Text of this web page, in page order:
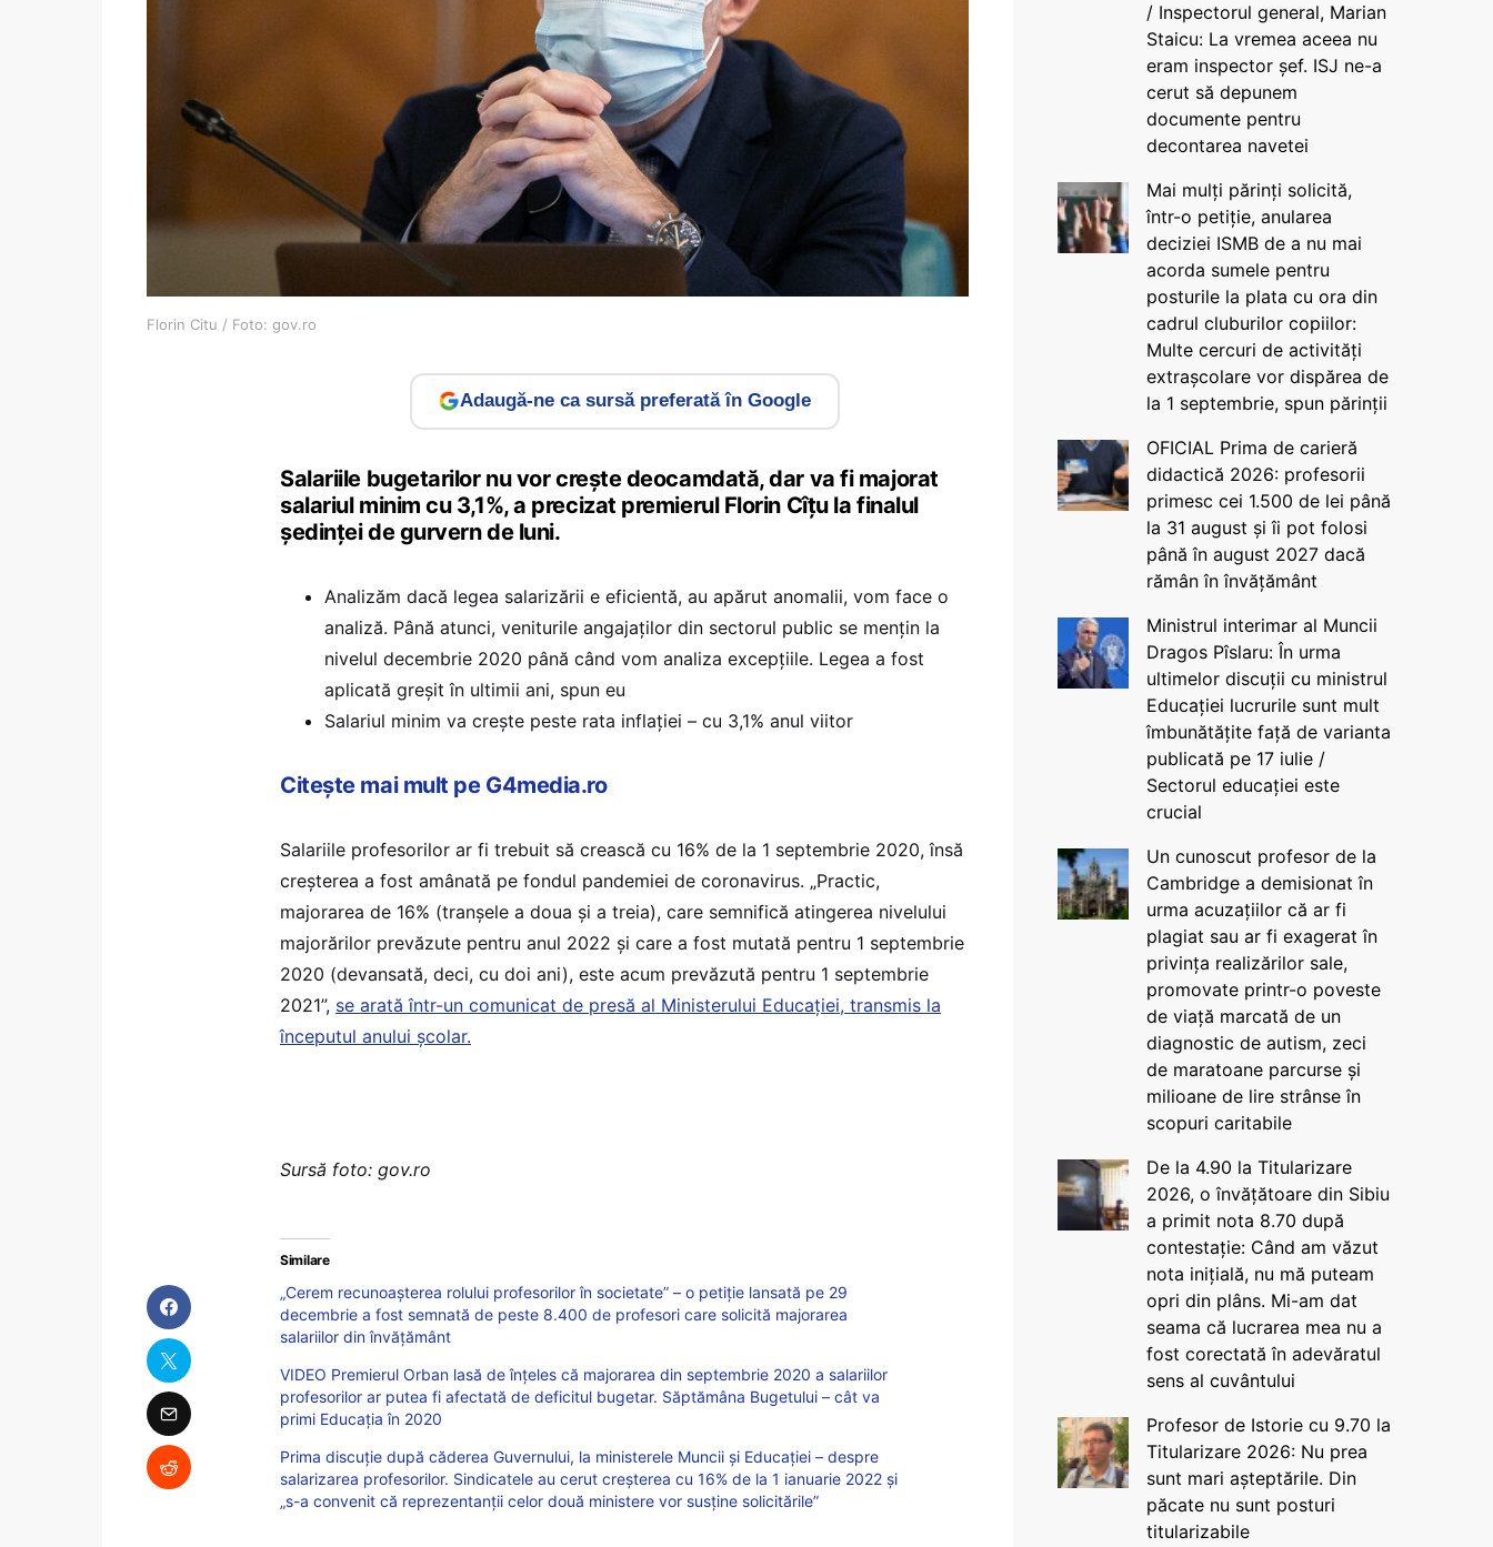
Florin Citu / Foto: gov.ro
Adaugă-ne ca sursă preferată în Google
Salariile bugetarilor nu vor crește deocamdată, dar va fi majorat
salariul minim cu 3,1%, a precizat premierul Florin Cîțu la finalul
ședinței de gurvern de luni.
Analizăm dacă legea salarizării e eficientă, au apărut anomalii, vom face o
analiză. Până atunci, veniturile angajaților din sectorul public se mențin la
nivelul decembrie 2020 până când vom analiza excepțiile. Legea a fost
aplicată greșit în ultimii ani, spun eu
Salariul minim va crește peste rata inflației – cu 3,1% anul viitor
Citește mai mult pe G4media.ro
Salariile profesorilor ar fi trebuit să crească cu 16% de la 1 septembrie 2020, însă
creșterea a fost amânată pe fondul pandemiei de coronavirus. „Practic,
majorarea de 16% (tranșele a doua și a treia), care semnifică atingerea nivelului
majorărilor prevăzute pentru anul 2022 și care a fost mutată pentru 1 septembrie
2020 (devansată, deci, cu doi ani), este acum prevăzută pentru 1 septembrie
2021”, se arată într-un comunicat de presă al Ministerului Educației, transmis la
începutul anului școlar.
Sursă foto: gov.ro
Similare
„Cerem recunoașterea rolului profesorilor în societate” – o petiție lansată pe 29
decembrie a fost semnată de peste 8.400 de profesori care solicită majorarea
salariilor din învățământ
VIDEO Premierul Orban lasă de înțeles că majorarea din septembrie 2020 a salariilor
profesorilor ar putea fi afectată de deficitul bugetar. Săptămâna Bugetului – cât va
primi Educația în 2020
Prima discuție după căderea Guvernului, la ministerele Muncii și Educației – despre
salarizarea profesorilor. Sindicatele au cerut creșterea cu 16% de la 1 ianuarie 2022 și
„s-a convenit că reprezentanții celor două ministere vor susține solicitările”
/ Inspectorul general, Marian
Staicu: La vremea aceea nu
eram inspector șef. ISJ ne-a
cerut să depunem
documente pentru
decontarea navetei
Mai mulți părinți solicită,
într-o petiție, anularea
deciziei ISMB de a nu mai
acorda sumele pentru
posturile la plata cu ora din
cadrul cluburilor copiilor:
Multe cercuri de activități
extrașcolare vor dispărea de
la 1 septembrie, spun părinții
OFICIAL Prima de carieră
didactică 2026: profesorii
primesc cei 1.500 de lei până
la 31 august și îi pot folosi
până în august 2027 dacă
rămân în învățământ
Ministrul interimar al Muncii
Dragos Pîslaru: În urma
ultimelor discuții cu ministrul
Educației lucrurile sunt mult
îmbunătățite față de varianta
publicată pe 17 iulie /
Sectorul educației este
crucial
Un cunoscut profesor de la
Cambridge a demisionat în
urma acuzațiilor că ar fi
plagiat sau ar fi exagerat în
privința realizărilor sale,
promovate printr-o poveste
de viață marcată de un
diagnostic de autism, zeci
de maratoane parcurse și
milioane de lire strânse în
scopuri caritabile
De la 4.90 la Titularizare
2026, o învățătoare din Sibiu
a primit nota 8.70 după
contestație: Când am văzut
nota inițială, nu mă puteam
opri din plâns. Mi-am dat
seama că lucrarea mea nu a
fost corectată în adevăratul
sens al cuvântului
Profesor de Istorie cu 9.70 la
Titularizare 2026: Nu prea
sunt mari așteptările. Din
păcate nu sunt posturi
titularizabile